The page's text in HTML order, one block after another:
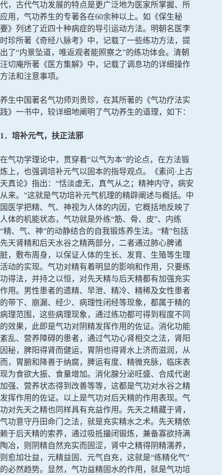
代，古代气功发展的特点是更广泛地为医家所掌握、所
应用，气功养生的专著各在60余种以上。如《保生秘
要》列述了近四十种病症的导引运动方法。明朝名医李
时珍所著《奇经八脉考》中，记载了一些练功方法，提
出了“内景坠道，唯返观者能照察之”的练功体会。清朝
汪切庵所著《医方集解》中，记载了调息功的详细操作
方法和注意事项。
养生中国著名气功师刘贵珍，在其所著的《气功疗法实
践》一书中，较详细地阐明了气功养生的道理，如下：
1．培补元气，扶正法邪
在气功学理论中，贯穿着“以气为本”的论点，在方法锻
炼上，也强调培补元气以固本的指导观点。《素问·上古
天真论》指出：“恬淡虚无，真气从之；精神内守，病安
从来。”这就是气功培补元气机理的精辟阐述与概括。中
国医学把精、气、神视为人体的内因，它概括地反映了
人体的机能状态，气功就是外练“筋、骨、皮”、内练
“精、气、神”的动静结合的自我锻炼养生法。“精”包括
先天肾精和后天水谷之精两部分，二者通过肺心脾诸
脏，敷布周身，以保证人体的生长、发育、生殖等生理
活动的实现。气功对精有着明显的影响和作用，只要练
功得法，并持之以恒，对先天精与后天精都有加强充实
作用。男性患者的遗精、早泄、精冷、精稀及女性患者
的带下、崩漏、经少、病理性闭经等现象，都属于精的
病理范围，这些病理现象，通过练功都可得到程度不同
的效果，此即是气功对阴精发挥作用的佐证。消化功能
紊乱、营养障碍的患者，通过气功心肾相交之法，肾阳
因秘，脾阳得肾而健运，胃阴也得肾水上济而滋润，从
而，胃腑和降善于纳腐，脾运有度、精微充脉，临床表
现为食欲大振、食量增加。消化腺分泌旺盛、合成代谢
加强、营养状态得到改善等等，这都是气功对水谷之精
发挥作用的佐证。以上是气功对后天精的作用表现。气
功对先天之精也同样具有充益作用。先天之精藏于肾，
气功意守丹田命门之法，就是充实精水之术。先天精依
赖于后天精的索养，通过吸抵撮闭锻炼，兼备寡欲持满
陶冶，则阴精自然充实而固涩，肾中之精得阴精濡养，
则愈加壮益，元精益固、元气自充，这就是“练精化气”
的必然趋势。显然，气功益精固水的作用，就是气功培